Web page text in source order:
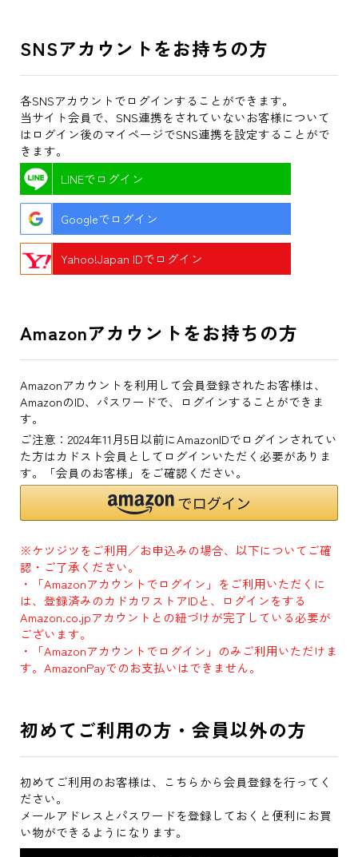
SNSアカウントをお持ちの方
各SNSアカウントでログインすることができます。
当サイト会員で、SNS連携をされていないお客様について
はログイン後のマイページでSNS連携を設定することがで
きます。
LINEでログイン
Googleでログイン
Yahoo!Japan IDでログイン
Amazonアカウントをお持ちの方
Amazonアカウントを利用して会員登録されたお客様は、
AmazonのID、パスワードで、ログインすることができま
す。
ご注意：2024年11月5日以前にAmazonIDでログインされてい
た方はカドスト会員としてログインいただく必要がありま
す。「会員のお客様」をご確認ください。
※ケツジツをご利用／お申込みの場合、以下についてご確
認・ご了承ください。
・「Amazonアカウントでログイン」をご利用いただくに
は、登録済みのカドカワストアIDと、ログインをする
Amazon.co.jpアカウントとの紐づけが完了している必要が
ございます。
・「Amazonアカウントでログイン」のみご利用いただけま
す。AmazonPayでのお支払いはできません。
初めてご利用の方・会員以外の方
初めてご利用のお客様は、こちらから会員登録を行ってく
ださい。
メールアドレスとパスワードを登録しておくと便利にお買
い物ができるようになります。